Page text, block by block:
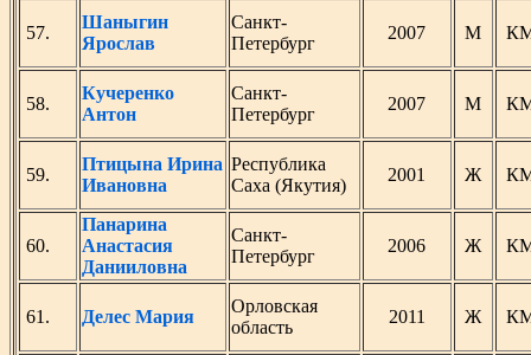
57.
Шаныгин
Ярослав
Санкт-
Петербург
2007 М
58.
Кучеренко
Антон
Санкт-
Петербург
2007 М
59.
Птицына Ирина
Ивановна
Республика
Саха (Якутия)
2001 Ж
60.
Панарина
Анастасия
Данииловна
Санкт-
Петербург
2006 Ж
61. Делес Мария
Орловская
область
2011 Ж